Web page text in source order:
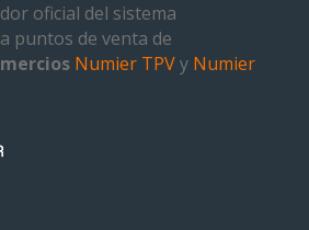
oficial del sistema
puntos de venta de
Numier TPVy Numier